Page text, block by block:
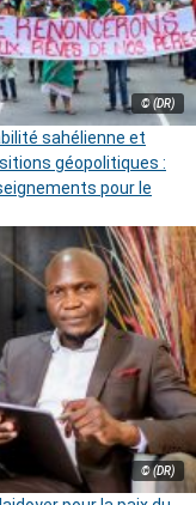
© (DR)
sahélienne et
géopolitiques :
pour le
© (DR)